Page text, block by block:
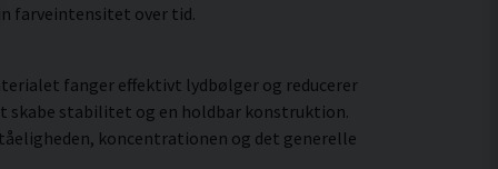
farveintensitet over tid.
fanger effektivt lydbølger og reducerer
skabe stabilitet og en holdbar konstruktion.
koncentrationen og det generelle